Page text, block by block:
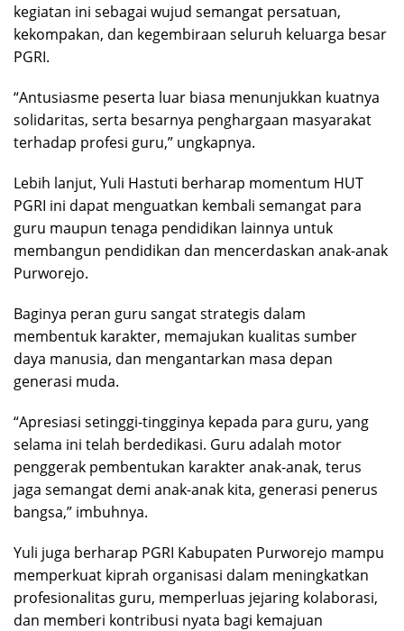
kegiatan ini sebagai wujud semangat persatuan,
kekompakan, dan kegembiraan seluruh keluarga besar
PGRI.
“Antusiasme peserta luar biasa menunjukkan kuatnya
solidaritas, serta besarnya penghargaan masyarakat
terhadap profesi guru,” ungkapnya.
Lebih lanjut, Yuli Hastuti berharap momentum HUT
PGRI ini dapat menguatkan kembali semangat para
guru maupun tenaga pendidikan lainnya untuk
membangun pendidikan dan mencerdaskan anak-anak
Purworejo.
Baginya peran guru sangat strategis dalam
membentuk karakter, memajukan kualitas sumber
daya manusia, dan mengantarkan masa depan
generasi muda.
“Apresiasi setinggi-tingginya kepada para guru, yang
selama ini telah berdedikasi. Guru adalah motor
penggerak pembentukan karakter anak-anak, terus
jaga semangat demi anak-anak kita, generasi penerus
bangsa,” imbuhnya.
Yuli juga berharap PGRI Kabupaten Purworejo mampu
memperkuat kiprah organisasi dalam meningkatkan
profesionalitas guru, memperluas jejaring kolaborasi,
dan memberi kontribusi nyata bagi kemajuan